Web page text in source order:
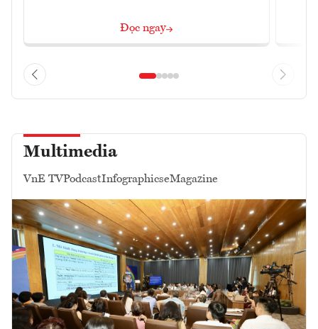
Đọc ngay
Multimedia
VnE TVPodcastInfographicseMagazine